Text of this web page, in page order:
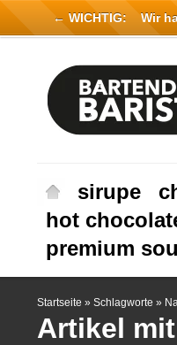
sirupe
hot
premium
Startseite » Schlagworte »
Artikel
← WICHTIG: Wir